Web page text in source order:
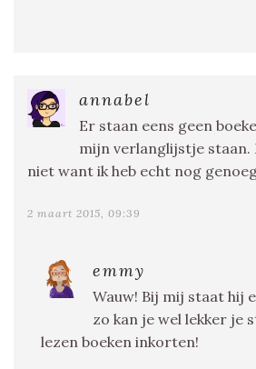
annabel
Er staan eens geen
mijn verlanglijstje
niet want ik heb echt nog
2 maart 2015, 09:39
emmy
Wauw! Bij mij staat hij
zo kan je wel lekker je
lezen boeken inkorten!